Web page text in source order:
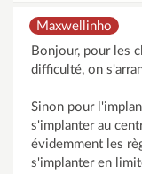
Maxwellinho
Bonjour, pour les
difficulté, on
Sinon pour
s'implanter au
évidemment les
s'implanter en